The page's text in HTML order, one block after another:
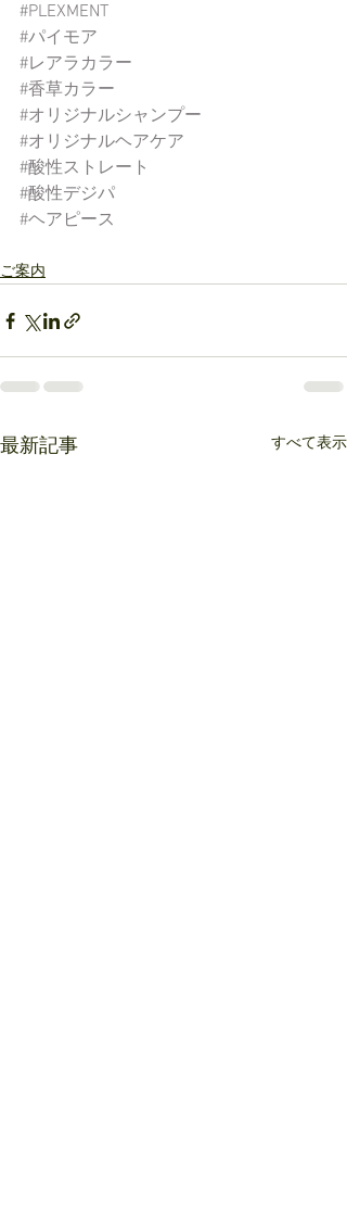
#PLEXMENT
#パイモア
#レアラカラー
#香草カラー
#オリジナルシャンプー
#オリジナルヘアケア
#酸性ストレート
#酸性デジパ
#ヘアピース
ご案内
最新記事 すべて表示